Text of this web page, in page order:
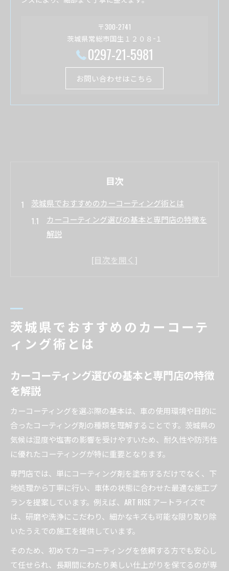
〒300-2741
茨城県常総市国生１２０８−１
0297-21-5981
お問い合わせはこちら
目次
茨城県でおすすめのカーコーティング術とは
カーコーティング選びの基本と専門店の特徴を
解説
践的手順
耐久性で比較するカーコーティングの選択基準
日常メンテナンスで差がつくカーコーティング
中古車の美しさを保つカーコーティング活用法
スポーツカーの輝きを守るメンテナンス方法
カーセンサー掲載車にも役立つ美観維持術
カーコーティング後の洗車とケアの基本を紹介
愛車に最適なメンテナンスを選ぶコツ
カーコーティング後に必要な定期メンテナンス
の選び方
中古車向けメンテナンスとカーコーティングの
関係性
スポーツカーの美観維持に欠かせないメンテナ
ンス術
茨城県でおすすめのカーコーテ
ィング術とは
カーコーティング選びの基本と専門店の特徴
を解説
カーコーティングを選ぶ際の基本は、車の使用環境や目的に
合ったコーティング剤の種類を理解することです。茨城県の
気候は湿度や塩害の影響を受けやすいため、耐久性や防汚性
に優れたコーティングが特に重要となります。
専門店では、単にコーティング剤を塗布するだけでなく、下
地処理から丁寧に行い、車体の状態に合わせた最適な施工プ
ランを提案しています。例えば、ART RISE アートライズで
は、研磨や洗浄にこだわり、細かなキズも可能な限り取り除
いたうえでの施工を提供しています。
そのため、初めてカーコーティングを依頼する方でも安心し
て任せられ、長期間にわたり美しい仕上がりを保てるのが専